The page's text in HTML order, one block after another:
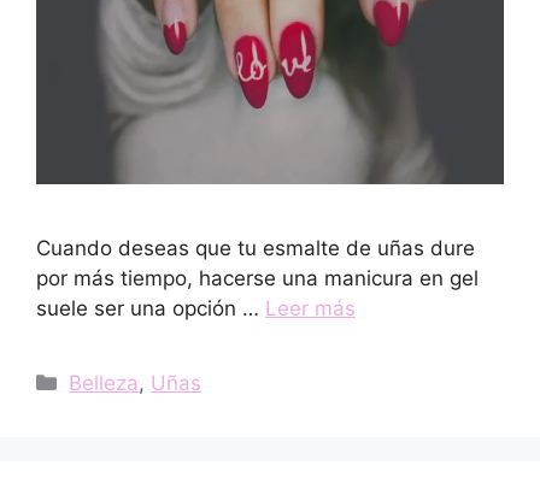
Cuando deseas que tu esmalte de uñas dure
por más tiempo, hacerse una manicura en gel
suele ser una opción … Leer más
Categorías
Belleza , Uñas